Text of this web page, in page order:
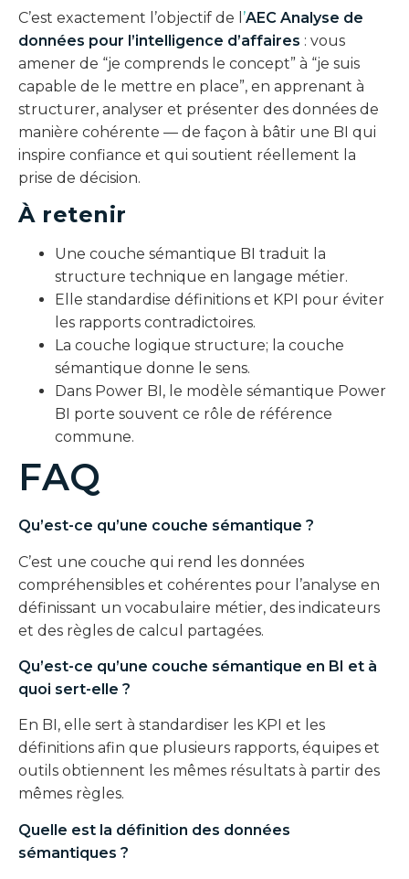
C’est exactement l’objectif de l ’AEC Analyse de
données pour l’intelligence d’affaires : vous
amener de “je comprends le concept” à “je suis
capable de le mettre en place”, en apprenant à
structurer, analyser et présenter des données de
manière cohérente — de façon à bâtir une BI qui
inspire confiance et qui soutient réellement la
prise de décision.
À retenir
Une couche sémantique BI traduit la
structure technique en langage métier.
Elle standardise définitions et KPI pour éviter
les rapports contradictoires.
La couche logique structure; la couche
sémantique donne le sens.
Dans Power BI, le modèle sémantique Power
BI porte souvent ce rôle de référence
commune.
FAQ
Qu’est-ce qu’une couche sémantique ?
C’est une couche qui rend les données
compréhensibles et cohérentes pour l’analyse en
définissant un vocabulaire métier, des indicateurs
et des règles de calcul partagées.
Qu’est-ce qu’une couche sémantique en BI et à
quoi sert-elle ?
En BI, elle sert à standardiser les KPI et les
définitions afin que plusieurs rapports, équipes et
outils obtiennent les mêmes résultats à partir des
mêmes règles.
Quelle est la définition des données
sémantiques ?